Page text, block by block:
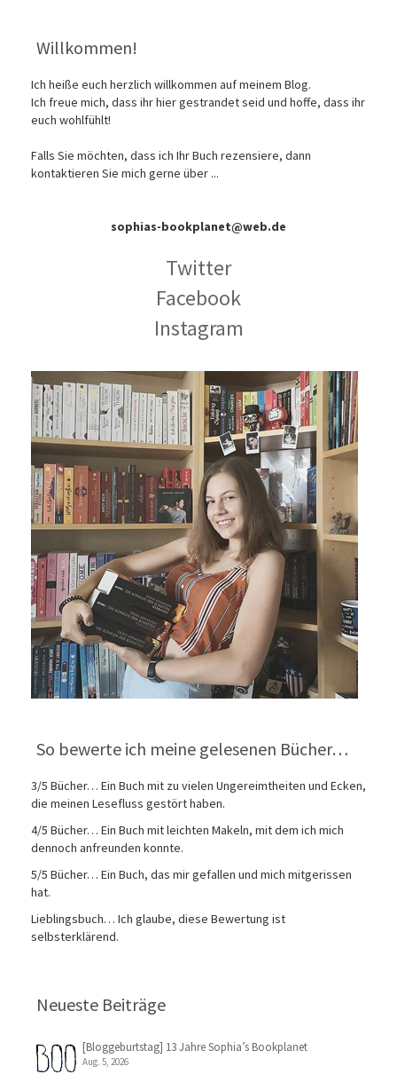
Willkommen!
Ich heiße euch herzlich willkommen auf meinem Blog.
Ich freue mich, dass ihr hier gestrandet seid und hoffe, dass ihr
euch wohlfühlt!
Falls Sie möchten, dass ich Ihr Buch rezensiere, dann
kontaktieren Sie mich gerne über ...
sophias-bookplanet@web.de
Twitter
Facebook
Instagram
So bewerte ich meine gelesenen Bücher…
3/5 Bücher… Ein Buch mit zu vielen Ungereimtheiten und Ecken,
die meinen Lesefluss gestört haben.
4/5 Bücher… Ein Buch mit leichten Makeln, mit dem ich mich
dennoch anfreunden konnte.
5/5 Bücher… Ein Buch, das mir gefallen und mich mitgerissen
hat.
Lieblingsbuch… Ich glaube, diese Bewertung ist
selbsterklärend.
Neueste Beiträge
[Bloggeburtstag] 13 Jahre Sophia’s Bookplanet
Aug. 5, 2026